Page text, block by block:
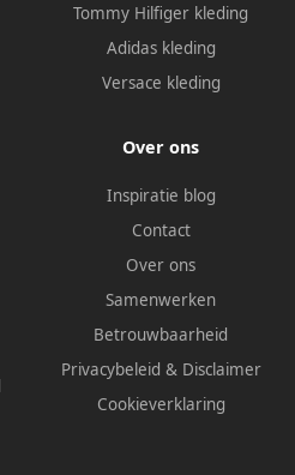
Tommy Hilfiger kleding
Adidas kleding
Versace kleding
Over ons
Inspiratie blog
Contact
Over ons
Samenwerken
Betrouwbaarheid
Privacybeleid & Disclaimer
Cookieverklaring